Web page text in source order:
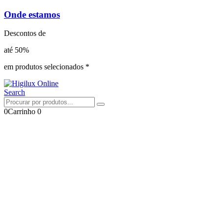
Onde estamos
Descontos de
até 50%
em produtos selecionados *
Search
0Carrinho 0